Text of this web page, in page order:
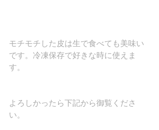
モチモチした皮は生で食べても美味い
です。冷凍保存で好きな時に使えま
す。
よろしかったら下記から御覧くださ
い。